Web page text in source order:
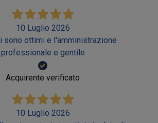
10 Luglio 2026
sono ottimi e l'amministrazione
professionale e gentile
Acquirente verificato
10 Luglio 2026